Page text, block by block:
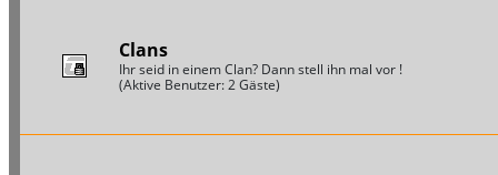
Clans
Ihr seid in einem Clan? Dann stell ihn mal vor !
(Aktive Benutzer: 2 Gäste)